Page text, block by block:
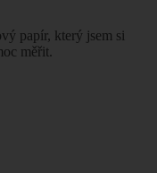
papír, který jsem si
měřit.